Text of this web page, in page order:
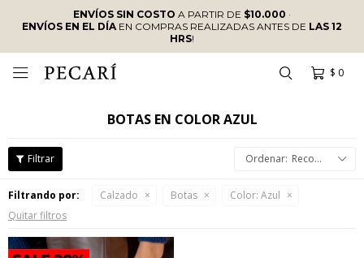
ENVÍOS SIN COSTO A PARTIR DE $10.000 ·
ENVÍOS EN EL DÍAEN COMPRAS REALIZADAS ANTES DE LAS 12
HRS!
$ 0

BOTAS EN COLOR AZUL
Recomendados
Filtrando por: Calzado Botas Color: Azul
Quitar filtros